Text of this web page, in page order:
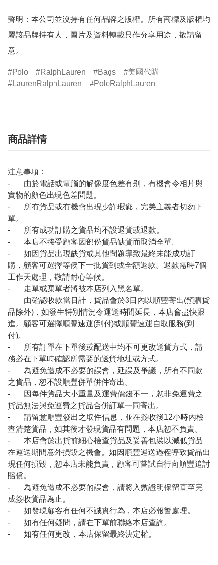
聲明：本公司並沒持有任何品牌之版權。所有商標及版權均
屬該品牌持有人，圖片及資料轉載只作分享用途，敬請留
意。
Polo RalphLauren Bags
美國代購
LaurenRalphLauren
PoloRalphLauren
商品詳情
注意事項：
- 由於電話或電腦的解像度色差有别，有機會令相片與
實物的顏色出現色差問題。
- 所有貨品或有機會出現少許瑕疵，完美主義者切勿下
單。
- 所有成功訂購之貨品均不設退貨或退款。
- 本店不接受顧客因部份貨品缺貨而取消全單。
- 如因貨品出現缺貨或其他問題導致最終未能成功訂
購，顧客可選擇等候下一批貨到或全額退款。退款需時7個
工作天處理，敬請耐心等候。
- 走單或棄單者將被本店列入黑名單。
- 由確認收款當日計，貨品會於3日內以順豐寄出(預購貨
品除外)，如發生特別情況令運送時間延長，本店會盡快跟
進。顧客可選擇順豐速運(到付)或順豐速運自取服務(到
付)。
- 所有訂單在下單後或配送中均不可更改送貨方式，請
務必在下單時確認所需要的送貨地址或方式。
- 為避免造成不必要的誤會，延誤及爭議，所有不同款
之貨品，恕不設順豐併單併件寄出。
- 因每件貨品大小重量及運費價錢不一，恕非免運費之
貨品無法與免運費之貨品合併訂單一同寄出。
- 請留意順豐發出之取件信息，並在簽收後12小時內檢
查清楚貨品，如其後才發現貨品有問題，本店恕不負責。
- 本店會於出貨前細心檢查貨品及妥善包裝以減低貨品
在運送期間意外損毀之機會。如因順豐運送過程導致貨品出
現任何損毀，恕本店未能負責，顧客可嘗試自行向順豐追討
賠償。
- 為避免造成不必要的誤會，請將入數證明保留直至完
成簽收貨品為止。
- 如發現顧客有任何不誠實行為，本店必報警處理。
- 如有任何疑問，請在下單前聯絡本店查詢。
- 如有任何更改，本店保留最終決定權。